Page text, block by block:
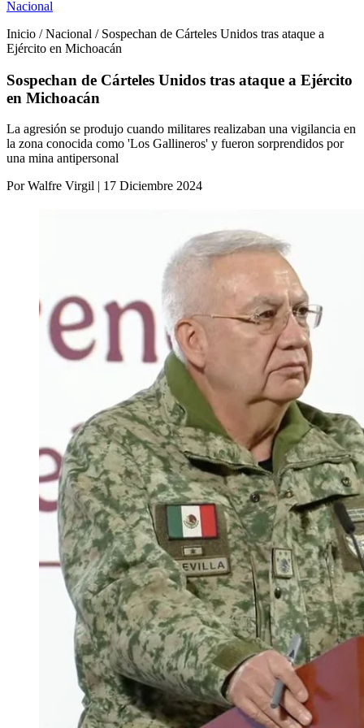
Nacional
Inicio / Nacional / Sospechan de Cárteles Unidos tras ataque a
Ejército en Michoacán
Sospechan de Cárteles Unidos tras ataque a Ejército
en Michoacán
La agresión se produjo cuando militares realizaban una vigilancia en
la zona conocida como 'Los Gallineros' y fueron sorprendidos por
una mina antipersonal
Por Walfre Virgil | 17 Diciembre 2024